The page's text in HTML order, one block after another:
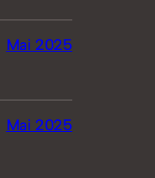
Mai 2025
Mai 2025